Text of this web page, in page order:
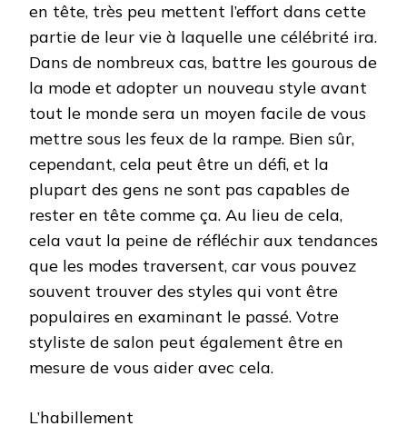
en tête, très peu mettent l’effort dans cette
partie de leur vie à laquelle une célébrité ira.
Dans de nombreux cas, battre les gourous de
la mode et adopter un nouveau style avant
tout le monde sera un moyen facile de vous
mettre sous les feux de la rampe. Bien sûr,
cependant, cela peut être un défi, et la
plupart des gens ne sont pas capables de
rester en tête comme ça. Au lieu de cela,
cela vaut la peine de réfléchir aux tendances
que les modes traversent, car vous pouvez
souvent trouver des styles qui vont être
populaires en examinant le passé. Votre
styliste de salon peut également être en
mesure de vous aider avec cela.
L’habillement